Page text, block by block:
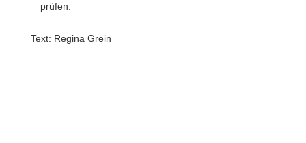
prüfen.
Text: Regina Grein